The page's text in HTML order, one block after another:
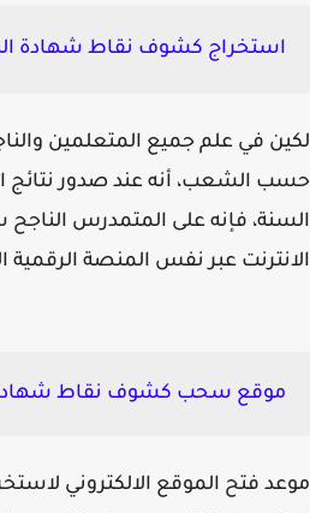
استخراج كشوف نقاط شهادة
في علم جميع المتعلمين
الشعب، أنه عند صدور نتائج
فإنه على المتمدرس
عبر نفس المنصة الرقمية
موقع سحب كشوف نقاط شهادة
فتح الموقع الالكتروني